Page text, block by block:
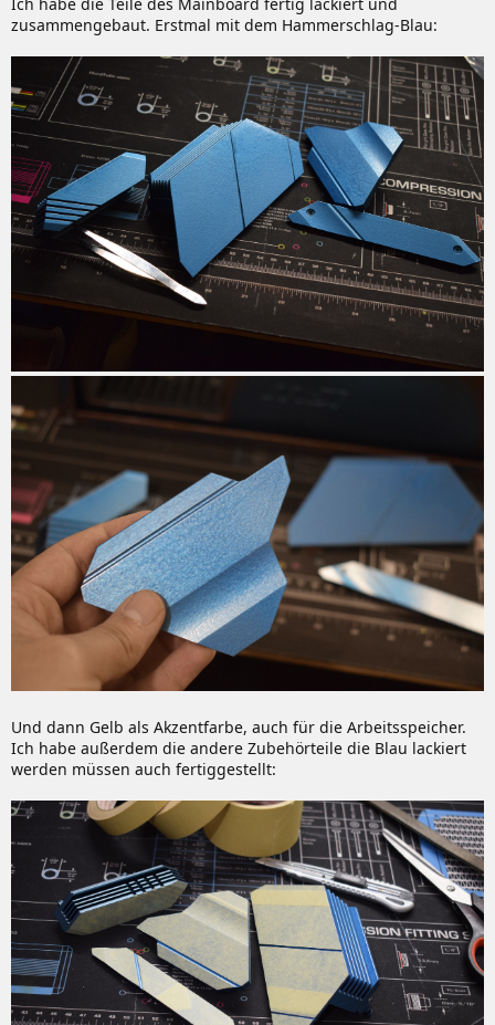
zusammengebaut. Erstmal mit dem Hammerschlag-Blau:
Und dann Gelb als Akzentfarbe, auch für die Arbeitsspeicher.
Ich habe außerdem die andere Zubehörteile die Blau lackiert
werden müssen auch fertiggestellt: